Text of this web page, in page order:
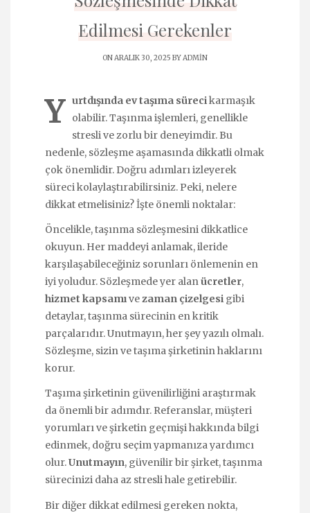
Edilmesi Gerekenler
ON ARALIK 30, 2025 BYADMIN
Y urtdışında ev taşıma sürecikarmaşık
olabilir. Taşınma işlemleri, genellikle
stresli ve zorlu bir deneyimdir. Bu
nedenle, sözleşme aşamasında dikkatli olmak
çok önemlidir. Doğru adımları izleyerek
süreci kolaylaştırabilirsiniz. Peki, nelere
dikkat etmelisiniz? İşte önemli noktalar:
Öncelikle, taşınma sözleşmesini dikkatlice
okuyun. Her maddeyi anlamak, ileride
karşılaşabileceğiniz sorunları önlemenin en
iyi yoludur. Sözleşmede yer alanücretler,
hizmet kapsamıvezaman çizelgesi gibi
detaylar, taşınma sürecinin en kritik
parçalarıdır. Unutmayın, her şey yazılı olmalı.
Sözleşme, sizin ve taşıma şirketinin haklarını
korur.
Taşıma şirketinin güvenilirliğini araştırmak
da önemli bir adımdır. Referanslar, müşteri
yorumları ve şirketin geçmişi hakkında bilgi
edinmek, doğru seçim yapmanıza yardımcı
olur.Unutmayın, güvenilir bir şirket, taşınma
sürecinizi daha az stresli hale getirebilir.
Bir diğer dikkat edilmesi gereken nokta,